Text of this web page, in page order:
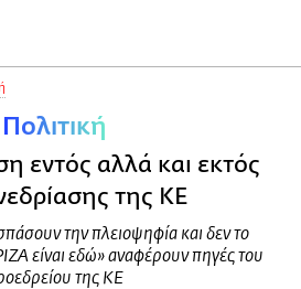
Πολιτική
εντός αλλά και εκτός
της ΚΕ
την πλειοψηφία και δεν το
είναι εδώ» αναφέρουν πηγές του
της ΚΕ